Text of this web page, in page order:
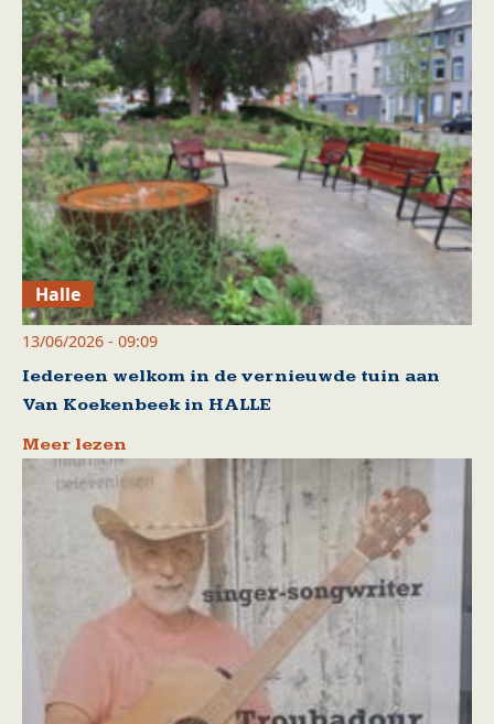
Halle
13/06/2026 - 09:09
Iedereen welkom in de vernieuwde tuin aan
Van Koekenbeek in HALLE
Meer lezen